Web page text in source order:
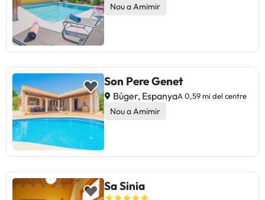
Nou a Amimir
Son Pere Genet
Búger, EspanyaA 0,59 mi del centre
Nou a Amimir
Sa Sinia